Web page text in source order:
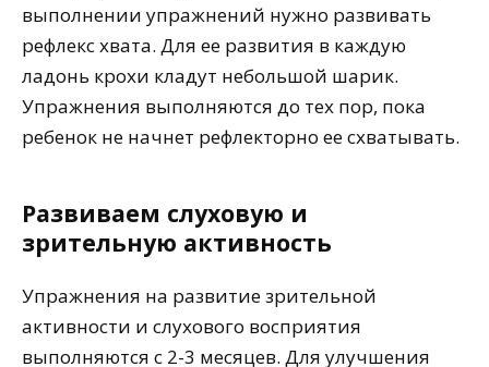
выполнении упражнений нужно развивать
рефлекс хвата. Для ее развития в каждую
ладонь крохи кладут небольшой шарик.
Упражнения выполняются до тех пор, пока
ребенок не начнет рефлекторно ее схватывать.
Развиваем слуховую и
зрительную активность
Упражнения на развитие зрительной
активности и слухового восприятия
выполняются с 2-3 месяцев. Для улучшения